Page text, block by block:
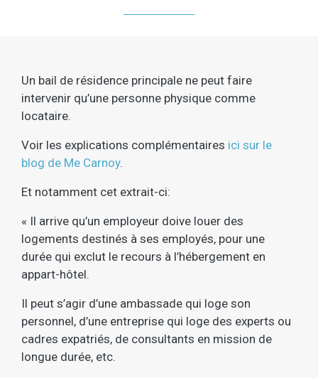
Un bail de résidence principale ne peut faire
intervenir qu’une personne physique comme
locataire.
Voir les explications complémentaires ici sur le
blog de Me Carnoy.
Et notamment cet extrait-ci:
« Il arrive qu’un employeur doive louer des
logements destinés à ses employés, pour une
durée qui exclut le recours à l’hébergement en
appart-hôtel.
Il peut s’agir d’une ambassade qui loge son
personnel, d’une entreprise qui loge des experts ou
cadres expatriés, de consultants en mission de
longue durée, etc.